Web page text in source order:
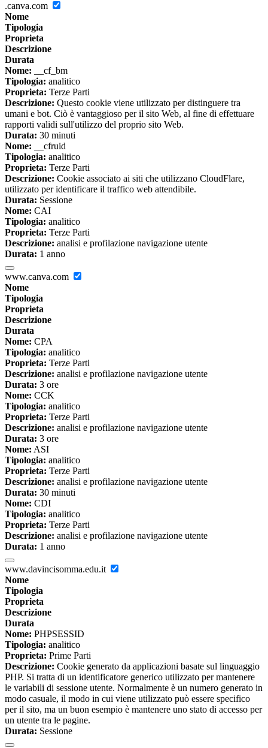
.canva.com
Nome
Tipologia
Proprieta
Descrizione
Durata
Nome: __cf_bm
Tipologia: analitico
Proprieta: Terze Parti
Descrizione: Questo cookie viene utilizzato per distinguere tra
umani e bot. Ciò è vantaggioso per il sito Web, al fine di effettuare
rapporti validi sull'utilizzo del proprio sito Web.
Durata: 30 minuti
Nome: __cfruid
Tipologia: analitico
Proprieta: Terze Parti
Descrizione: Cookie associato ai siti che utilizzano CloudFlare,
utilizzato per identificare il traffico web attendibile.
Durata: Sessione
Nome: CAI
Tipologia: analitico
Proprieta: Terze Parti
Descrizione: analisi e profilazione navigazione utente
Durata: 1 anno
www.canva.com
Nome
Tipologia
Proprieta
Descrizione
Durata
Nome: CPA
Tipologia: analitico
Proprieta: Terze Parti
Descrizione: analisi e profilazione navigazione utente
Durata: 3 ore
Nome: CCK
Tipologia: analitico
Proprieta: Terze Parti
Descrizione: analisi e profilazione navigazione utente
Durata: 3 ore
Nome: ASI
Tipologia: analitico
Proprieta: Terze Parti
Descrizione: analisi e profilazione navigazione utente
Durata: 30 minuti
Nome: CDI
Tipologia: analitico
Proprieta: Terze Parti
Descrizione: analisi e profilazione navigazione utente
Durata: 1 anno
www.davincisomma.edu.it
Nome
Tipologia
Proprieta
Descrizione
Durata
Nome: PHPSESSID
Tipologia: analitico
Proprieta: Prime Parti
Descrizione: Cookie generato da applicazioni basate sul linguaggio
PHP. Si tratta di un identificatore generico utilizzato per mantenere
le variabili di sessione utente. Normalmente è un numero generato in
modo casuale, il modo in cui viene utilizzato può essere specifico
per il sito, ma un buon esempio è mantenere uno stato di accesso per
un utente tra le pagine.
Durata: Sessione